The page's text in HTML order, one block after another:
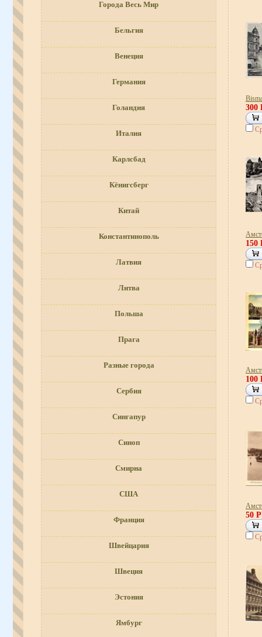
Города Весь Мир
Бельгия
Венеция
Германия
Голандия
Италия
Карлсбад
Кёнигсберг
Китай
Константинополь
Латвия
Литва
Польша
Прага
Разные города
Сербия
Сингапур
Синоп
Смирна
США
Франция
Швейцария
Швеция
Эстония
Ямбург
300
150
100
50